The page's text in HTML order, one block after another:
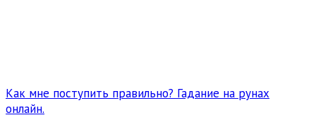
Как мне поступить правильно? Гадание на рунах
онлайн.